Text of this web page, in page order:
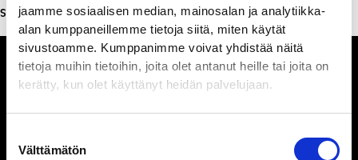
jaamme sosiaalisen median, mainosalan ja analytiikka-
alan kumppaneillemme tietoja siitä, miten käytät
sivustoamme. Kumppanimme voivat yhdistää näitä
tietoja muihin tietoihin, joita olet antanut heille tai joita on
kerätty, kun olet käyttänyt heidän palvelujaan.
valinta
Välttämätön
Sinun täytyykirjautua sisäänkommentoidaksesi.
ihmeteltävää